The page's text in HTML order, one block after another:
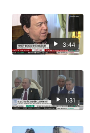
3:44
1:31